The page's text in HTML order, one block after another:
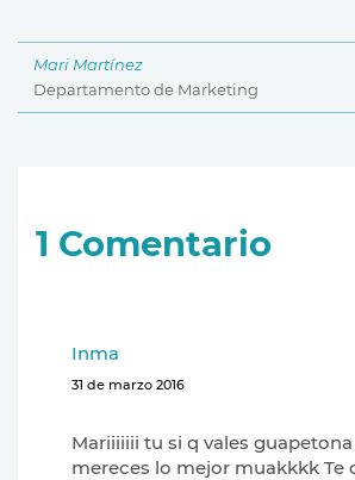
Mari Martínez
Departamento de Marketing
1 Comentario
Inma
31 de marzo 2016
Mariiiiiii tu si q vales guapetona
mereces lo mejor muakkkk Te